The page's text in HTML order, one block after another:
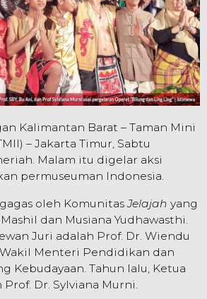
Kalimantan Barat – Taman Mini
– Jakarta Timur, Sabtu
Malam itu digelar aksi
permuseuman Indonesia.
oleh KomunitasJelajah yang
dan Musiana Yudhawasthi.
Juri adalah Prof. Dr. Wiendu
Menteri Pendidikan dan
Kebudayaan. Tahun lalu, Ketua
Dr. Sylviana Murni.